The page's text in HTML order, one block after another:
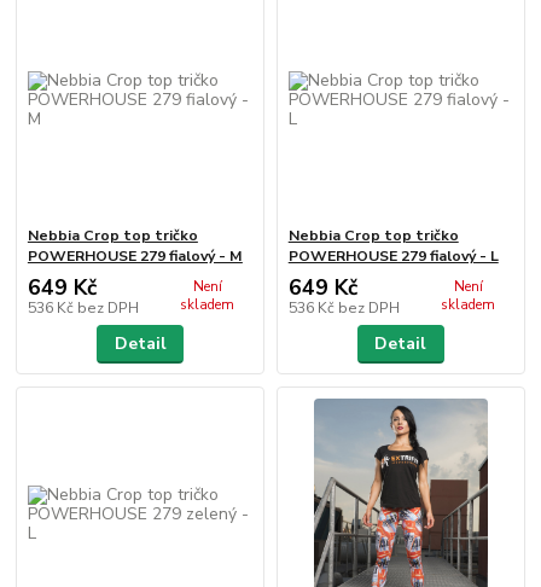
Nebbia Crop top tričko
POWERHOUSE 279 fialový - M
649 Kč
536 Kč bez DPH
Není
skladem
Detail
Nebbia Crop top tričko
POWERHOUSE 279 fialový - L
649 Kč
536 Kč bez DPH
Není
skladem
Detail